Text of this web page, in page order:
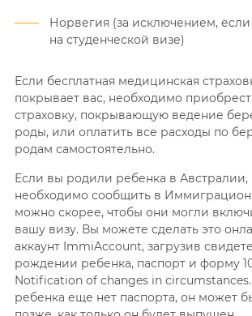
Норвегия (за исключением,
на студенческой визе)
Если бесплатная медицинская
покрывает вас, необходимо
страховку, покрывающую ведение
роды, или оплатить все расходы по
родам самостоятельно.
Если вы родили ребенка в Австралии,
необходимо сообщить в
можно скорее, чтобы они могли
вашу визу. Вы можете сделать это
аккаунт ImmiAccount, загрузив
рождении ребенка, паспорти форму
Notification of changes in
ребенка еще нет паспорта, он может